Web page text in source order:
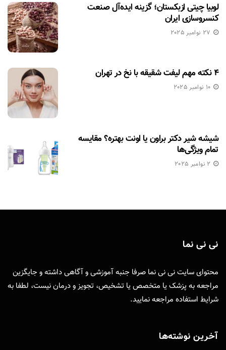
لوبیا چیتی ازبکستان؛ گزینه ایده‌آل صنعت
کنسروسازی ایران
27 نوامبر 2025
۴ نکته مهم لیفت شقیقه با نخ در تهران
10 نوامبر 2025
شیشه شیر دکتر براون یا اونت بهتره؟ مقایسه
تمام ویژگی‌ها
2 نوامبر 2025
نی نی نما
محتوای سایت نی نی نما صرفا جنبه آموزشی و آگاهی داشته و جایگزین
مراجعه به پزشک یا متخصص یا تشخیص، تجویز و درمان نیست، لطفا به
شرایط استفاده مراجعه نمایید.
آخرین نوشته‌ها